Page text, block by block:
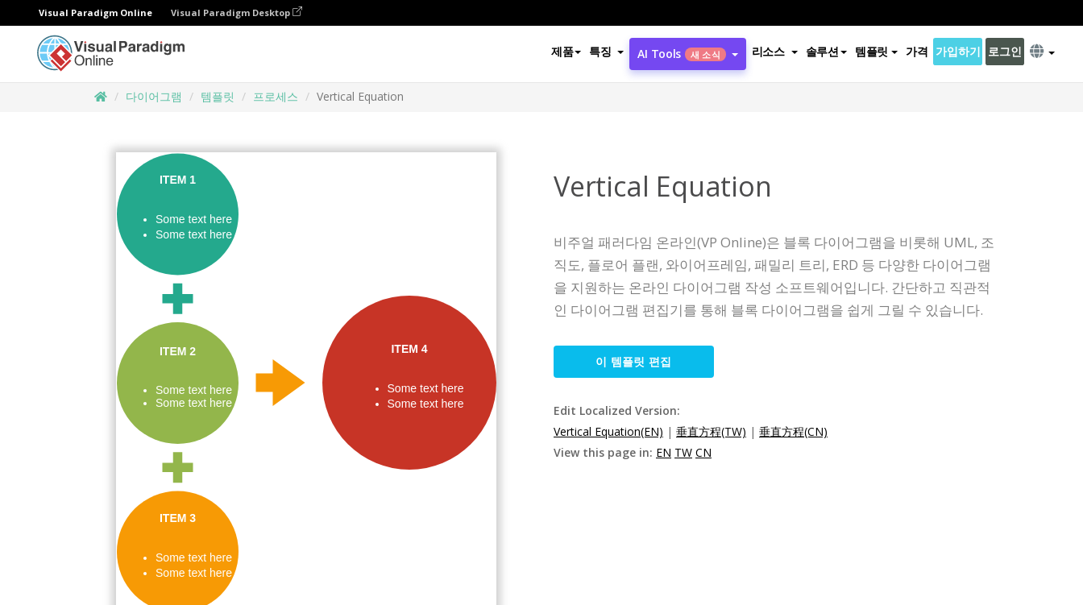
Visual Paradigm Online Visual Paradigm Desktop
제품 특징 AI Tools 새 소식 리소스 솔루션 템플릿 가격 가입하기 로그인
다이어그램 템플릿 프로세스 Vertical Equation
Vertical Equation
비주얼 패러다임 온라인(VP Online)은 블록 다이어그램을 비롯해 UML, 조
직도, 플로어 플랜, 와이어프레임, 패밀리 트리, ERD 등 다양한 다이어그램
을 지원하는 온라인 다이어그램 작성 소프트웨어입니다. 간단하고 직관적
인 다이어그램 편집기를 통해 블록 다이어그램을 쉽게 그릴 수 있습니다.
이 템플릿 편집
Edit Localized Version:
Vertical Equation(EN) | 垂直方程(TW) | 垂直方程(CN)
View this page in: EN TW CN